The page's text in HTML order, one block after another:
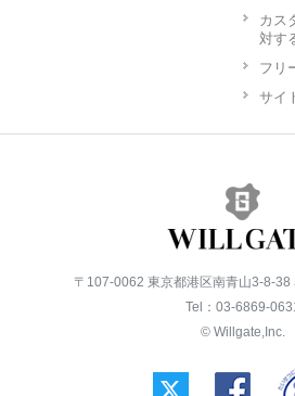
カス
対す
フリ
サイ
〒107-0062 東京都港区南青山3-8-38
Tel：03-6869-
© Willgate,Inc.